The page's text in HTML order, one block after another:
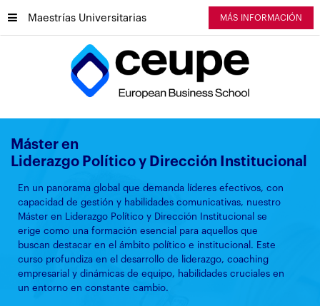
Maestrías Universitarias MÁS INFORMACIÓN
Máster en
Liderazgo Político y Dirección Institucional
En un panorama global que demanda líderes efectivos, con
capacidad de gestión y habilidades comunicativas, nuestro
Máster en Liderazgo Político y Dirección Institucional se
erige como una formación esencial para aquellos que
buscan destacar en el ámbito político e institucional. Este
curso profundiza en el desarrollo de liderazgo, coaching
empresarial y dinámicas de equipo, habilidades cruciales en
un entorno en constante cambio.